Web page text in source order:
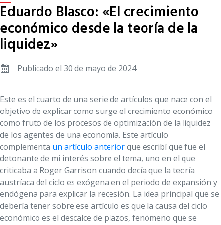
Eduardo Blasco: «El crecimiento
económico desde la teoría de la
liquidez»
Publicado el 30 de mayo de 2024
Este es el cuarto de una serie de artículos que nace con el
objetivo de explicar como surge el crecimiento económico
como fruto de los procesos de optimización de la liquidez
de los agentes de una economía. Este artículo
complementa un artículo anteriorque escribí que fue el
detonante de mi interés sobre el tema, uno en el que
criticaba a Roger Garrison cuando decía que la teoría
austríaca del ciclo es exógena en el periodo de expansión y
endógena para explicar la recesión. La idea principal que se
debería tener sobre ese artículo es que la causa del ciclo
económico es el descalce de plazos, fenómeno que se